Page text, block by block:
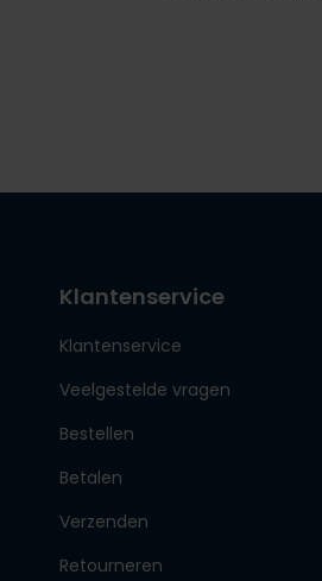
Klantenservice
Klantenservice
Veelgestelde vragen
Bestellen
Betalen
Verzenden
Retourneren